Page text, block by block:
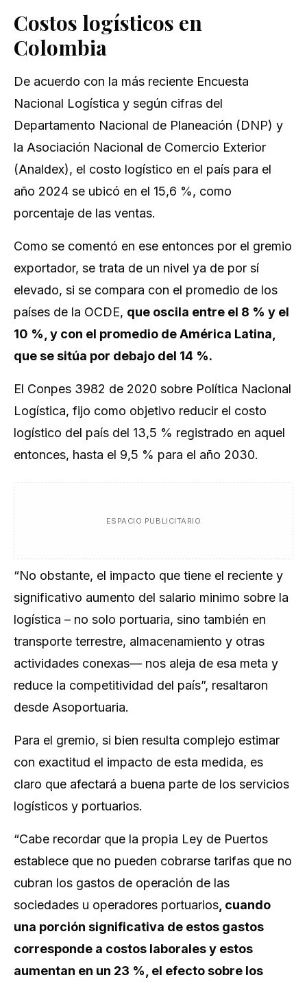
Costos logísticos en
Colombia
De acuerdo con la más reciente Encuesta
Nacional Logística y según cifras del
Departamento Nacional de Planeación (DNP) y
la Asociación Nacional de Comercio Exterior
(Analdex), el costo logístico en el país para el
año 2024 se ubicó en el 15,6 %, como
porcentaje de las ventas.
Como se comentó en ese entonces por el gremio
exportador, se trata de un nivel ya de por sí
elevado, si se compara con el promedio de los
países de la OCDE, que oscila entre el 8 % y el
10 %, y con el promedio de América Latina,
que se sitúa por debajo del 14 %.
El Conpes 3982 de 2020 sobre Política Nacional
Logística, fijo como objetivo reducir el costo
logístico del país del 13,5 % registrado en aquel
entonces, hasta el 9,5 % para el año 2030.
ESPACIO PUBLICITARIO
“No obstante, el impacto que tiene el reciente y
significativo aumento del salario minimo sobre la
logística – no solo portuaria, sino también en
transporte terrestre, almacenamiento y otras
actividades conexas— nos aleja de esa meta y
reduce la competitividad del país”, resaltaron
desde Asoportuaria.
Para el gremio, si bien resulta complejo estimar
con exactitud el impacto de esta medida, es
claro que afectará a buena parte de los servicios
logísticos y portuarios.
“Cabe recordar que la propia Ley de Puertos
establece que no pueden cobrarse tarifas que no
cubran los gastos de operación de las
sociedades u operadores portuarios , cuando
una porción significativa de estos gastos
corresponde a costos laborales y estos
aumentan en un 23 %, el efecto sobre los